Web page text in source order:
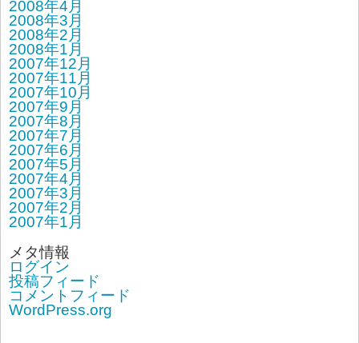
2008年4月
2008年3月
2008年2月
2008年1月
2007年12月
2007年11月
2007年10月
2007年9月
2007年8月
2007年7月
2007年6月
2007年5月
2007年4月
2007年3月
2007年2月
2007年1月
メタ情報
ログイン
投稿フィード
コメントフィード
WordPress.org